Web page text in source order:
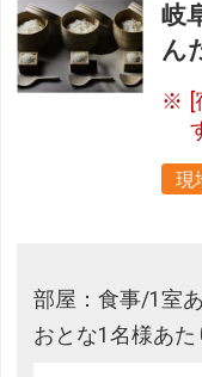
岐
ん
現
部屋：食事/1室
おとな1名様あた